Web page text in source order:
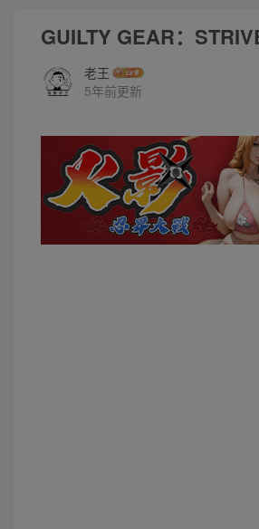
GUILTY GEAR：
老王
5年前更新